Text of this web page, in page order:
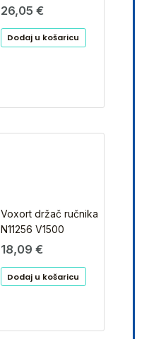
26,05 €
Dodaj u košaricu
Voxort držač ručnika
N11256 V1500
18,09 €
Dodaj u košaricu